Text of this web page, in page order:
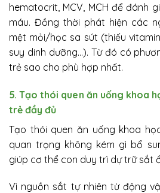
hematocrit, MCV, MCH để đánh
máu. Đồng thời phát hiện các
mệt mỏi/học sa sút (thiếu
suy dinh dưỡng…). Từ đó có
trẻ sao cho phù hợp nhất.
5. Tạo thói quen ăn uống khoa
trẻ đầy đủ
Tạo thói quen ăn uống khoa
quan trọng không kém gì bổ
giúp cơ thể con duy trì dự trữ sắt
Vì nguồn sắt tự nhiên từ động